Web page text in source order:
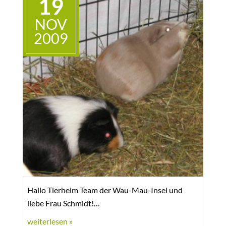
Ich bin dabei, sie an das Pferd zu gewöhnen,
jedoch macht ihr der große Gaul noch Angst.
Ganz liebe Grüße! Naomi und ihre neue Familie
19
NOV
2009
Hallo Tierheim Team der Wau-Mau-Insel und
liebe Frau Schmidt!
weiterlesen »